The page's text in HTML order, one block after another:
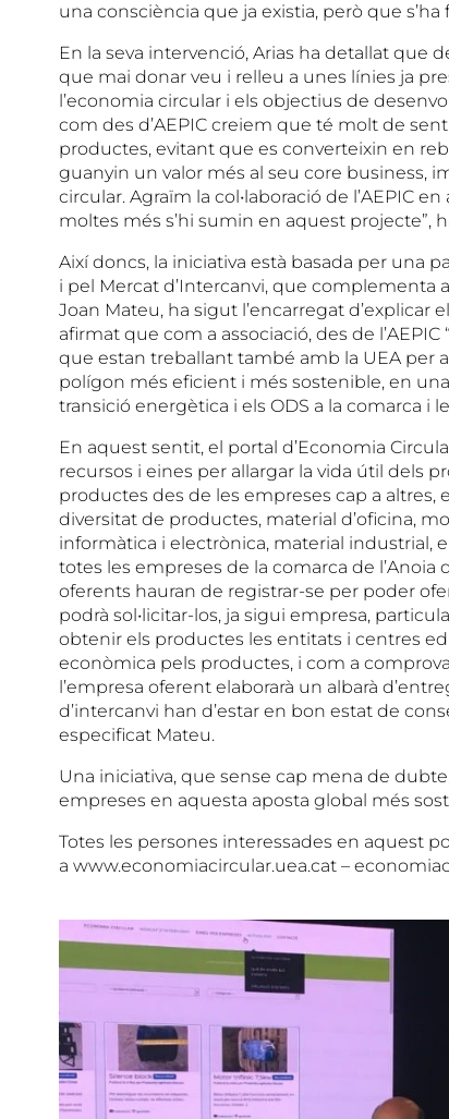
una consciència que ja existia, però que
En la seva intervenció, Arias ha detallat que
que mai donar veu i relleu a unes línies ja
l’economia circular i els objectius de
com des d’AEPIC creiem que té molt de
productes, evitant que es converteixin en
guanyin un valor més al seu core business,
circular. Agraïm la col•laboració de l’AEPIC
moltes més s’hi sumin en aquest projecte”,
Així doncs, la iniciativa està basada per una
i pel Mercat d’Intercanvi, que complementa
Joan Mateu, ha sigut l’encarregat
afirmat que com a associació, des de
que estan treballant també amb la UEA per
polígon més eficient i més sostenible, en
transició energètica i els ODS a la comarca i
En aquest sentit, el portal d’Economia
recursos i eines per allargar la vida útil dels
productes des de les empreses cap a altres,
diversitat de productes, material d’oficina,
informàtica i electrònica, material industrial,
totes les empreses de la comarca de
oferents hauran de registrar-se per poder
podrà sol•licitar-los, ja sigui empresa,
obtenir els productes les entitats i centres
econòmica pels productes, i com a
l’empresa oferent elaborarà un albarà
d’intercanvi han d’estar en bon estat de
especificat Mateu.
Una iniciativa, que sense cap mena de
empreses en aquesta aposta global més
Totes les persones interessades en aquest
a www.economiacircular.uea.cat –